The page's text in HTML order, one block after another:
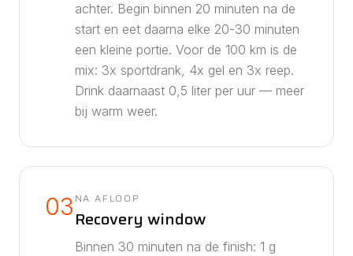
achter. Begin binnen 20 minuten na de
start en eet daarna elke 20-30 minuten
een kleine portie. Voor de 100 km is de
mix: 3x sportdrank, 4x gel en 3x reep.
Drink daarnaast 0,5 liter per uur — meer
bij warm weer.
03 NA AFLOOP
Recovery window
Binnen 30 minuten na de finish: 1 g